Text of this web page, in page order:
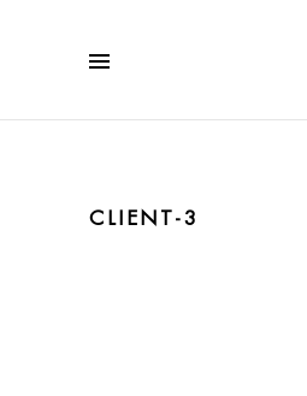
CLIENT-3